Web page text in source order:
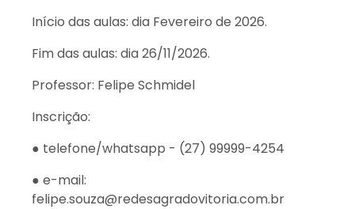
Início das aulas: dia Fevereiro de 2026.
Fim das aulas: dia 26/11/2026.
Professor: Felipe Schmidel
Inscrição:
● telefone/whatsapp - (27) 99999-4254
● e-mail:
felipe.souza@redesagradovitoria.com.br